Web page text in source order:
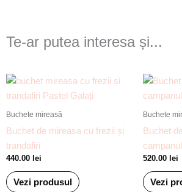
Te-ar putea interesa și...
Buchete mireasă
Buchet de mireasa cu frezii și
trandafiri
440.00 lei
Vezi produsul
Buchete
Buchet
520.00 lei
Vezi